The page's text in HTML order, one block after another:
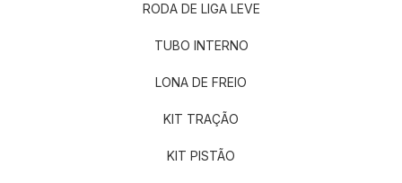
RODA DE LIGA LEVE
TUBO INTERNO
LONA DE FREIO
KIT TRAÇÃO
KIT PISTÃO